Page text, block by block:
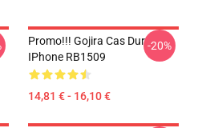
Promo!!! Gojira Cas Dur
IPhone RB1509
14,81 € - 16,10 €
-20%